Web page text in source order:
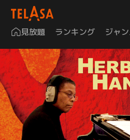
見放題 ランキング ジャ